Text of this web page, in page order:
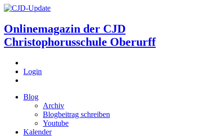
Onlinemagazin der CJD
Christophorusschule Oberurff
Login
Blog
Archiv
Blogbeitrag schreiben
Youtube
Kalender